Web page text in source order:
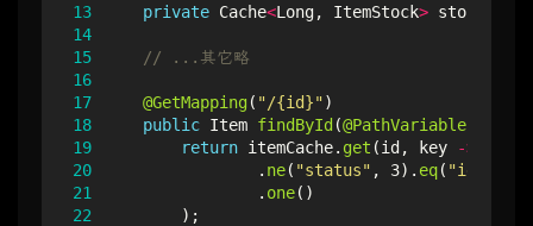
13
14
15
16
17
18
19
20
21
22
private Cache<Long, ItemStock> stockCache
// ...其它略
@GetMapping( "/{id}")
public Item findById (@PathVariable(
return itemCache. get (id , key ->
. ne( "status" , 3). eq( "id"
. one()
);